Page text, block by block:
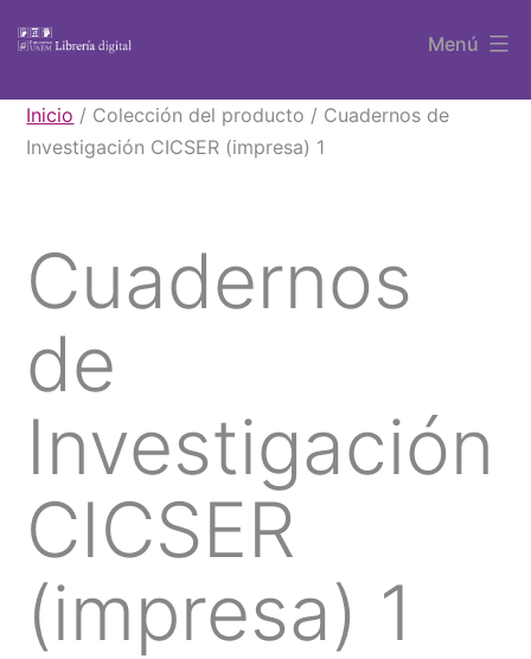
contenido
Libros
UAEM
Menú
Inicio / Colección del producto / Cuadernos de
Investigación CICSER (impresa) 1
Cuadernos
de
Investigación
CICSER
(impresa) 1